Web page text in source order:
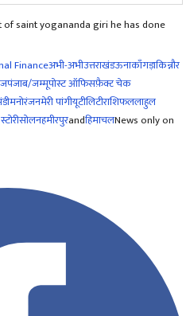
saint yogananda giri he has done
Financeअभी-अभीउत्तराखंडऊनाकाँगड़ाकिन्नौर
पंजाब/जम्मूपोस्ट ऑफिसफ़ैक्ट चेक
मनोरंजनमेरी पांगीयूटीलिटीराशिफललाहुल
सोलनहमीरपुरandहिमाचलNews only on